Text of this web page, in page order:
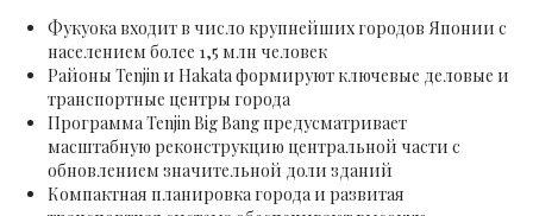
Фукуока входит в число крупнейших городов Японии с
населением более 1,5 млн человек
Районы Tenjin и Hakata формируют ключевые деловые и
транспортные центры города
Программа Tenjin Big Bang предусматривает
масштабную реконструкцию центральной части с
обновлением значительной доли зданий
Компактная планировка города и развитая